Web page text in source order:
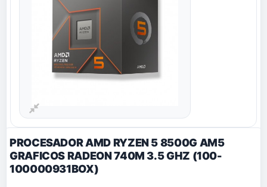
PROCESADOR AMD RYZEN 5 8500G AM5
GRAFICOS RADEON 740M 3.5 GHZ (100-
100000931BOX)